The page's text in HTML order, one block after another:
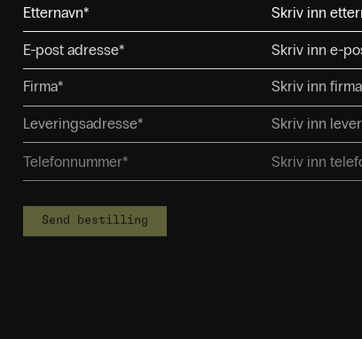
Etternavn*
E-post adresse*
Firma*
Leveringsadresse*
Telefonnummer*
Send bestilling